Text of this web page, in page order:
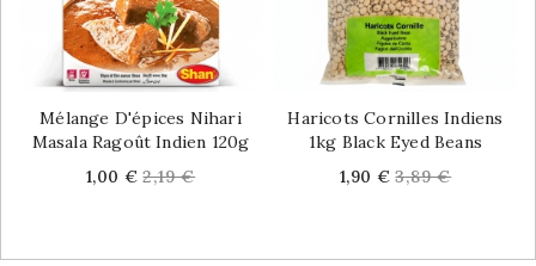
Mélange D'épices Nihari
Masala Ragoût Indien 120g
Price
1,00 € Regular
2,19 €
Haricots Cornilles Indiens
1kg Black Eyed Beans
Price
1,90 € Regular
3,89 €